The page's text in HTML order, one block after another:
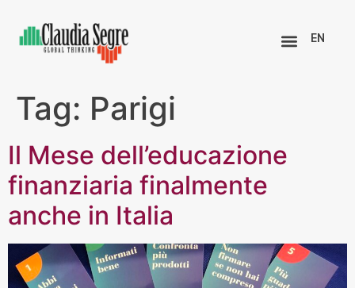
EN
Tag: Parigi
Il Mese dell’educazione
finanziaria finalmente
anche in Italia